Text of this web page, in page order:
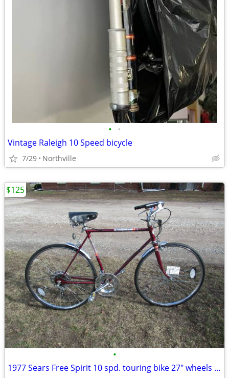
• •
Vintage Raleigh 10 Speed bicycle
7/29 Northville
•
1977 Sears Free Spirit 10 spd. touring bike 27" wheels - Exc. Cond.
$125